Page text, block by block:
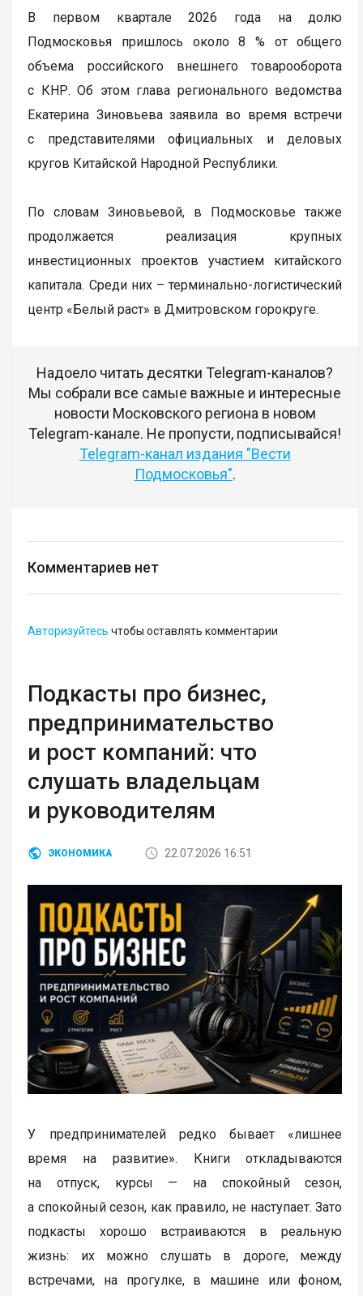
В первом квартале 2026 года на долю
Подмосковья пришлось около 8 % от общего
объема российского внешнего товарооборота
с КНР. Об этом глава регионального ведомства
Екатерина Зиновьева заявила во время встречи
с представителями официальных и деловых
кругов Китайской Народной Республики.
По словам Зиновьевой, в Подмосковье также
продолжается реализация крупных
инвестиционных проектов участием китайского
капитала. Среди них – терминально-логистический
центр «Белый раст» в Дмитровском горокруге.
Надоело читать десятки Telegram-каналов?
Мы собрали все самые важные и интересные
новости Московского региона в новом
Telegram-канале. Не пропусти, подписывайся!
Telegram-канал издания "Вести
Подмосковья".
Комментариев нет
Авторизуйтесь чтобы оставлять комментарии
Подкасты про бизнес,
предпринимательство
и рост компаний: что
слушать владельцам
и руководителям
ЭКОНОМИКА 22.07.2026 16:51
У предпринимателей редко бывает «лишнее
время на развитие». Книги откладываются
на отпуск, курсы — на спокойный сезон,
а спокойный сезон, как правило, не наступает. Зато
подкасты хорошо встраиваются в реальную
жизнь: их можно слушать в дороге, между
встречами, на прогулке, в машине или фоном,